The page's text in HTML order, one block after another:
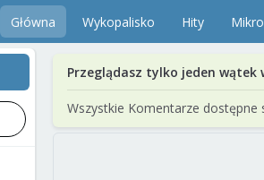
Główna Wykopalisko Hity
Przeglądasz tylko jeden wątek
Wszystkie Komentarze dostępne